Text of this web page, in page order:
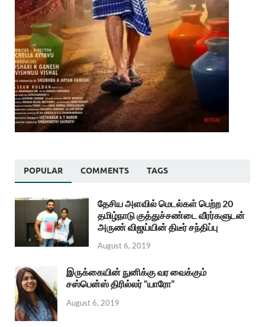
POPULAR COMMENTS TAGS
தேசிய அளவில் மெடல்கள் பெற்ற 20
தமிழ்நாடு குத்துச்சண்டை வீரர்களுடன்
அருண் விஜய்யின் திடீர் சந்திப்பு
August 6, 2019
இருக்கையின் நுனிக்கு வர வைக்கும்
சஸ்பென்ஸ் திரில்லர் “யாரோ”
August 6, 2019